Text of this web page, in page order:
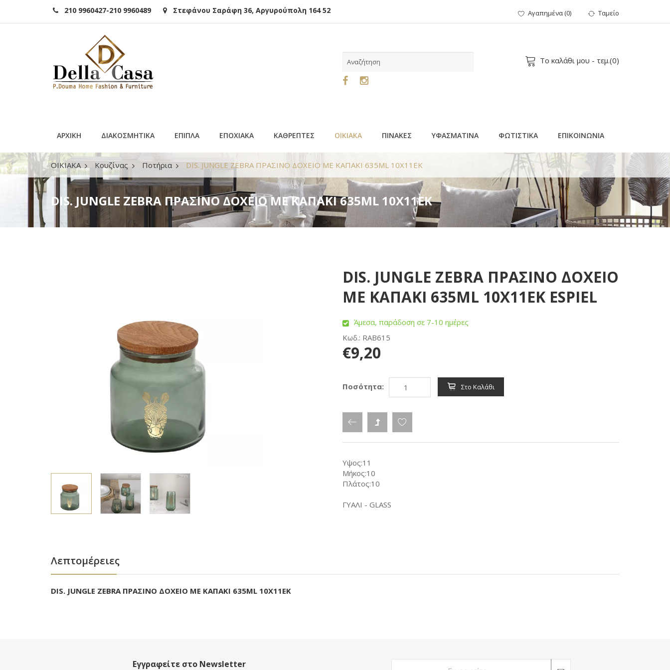
210 9960427-210 9960489 Στεφάνου Σαράφη 36, Αργυρούπολη 164 52 Αγαπημένα(0) Ταμείο
Το καλάθι μου - τεμ.(0)
ΑΡΧΙΚΗ ΔΙΑΚΟΣΜΗΤΙΚΑ ΕΠΙΠΛΑ ΕΠΟΧΙΑΚΑ ΚΑΘΡΕΠΤΕΣ ΟΙΚΙΑΚΑ ΠΙΝΑΚΕΣ ΥΦΑΣΜΑΤΙΝΑ ΦΩΤΙΣΤΙΚΑ ΕΠΙΚΟΙΝΩΝΙΑ
ΟΙΚΙΑΚΑ Κουζίνας Ποτήρια DIS. JUNGLE ZEBRA ΠΡΑΣΙΝΟ ΔΟΧΕΙΟ ΜΕ ΚΑΠΑΚΙ 635ML 10X11EK
DIS. JUNGLE ZEBRA ΠΡΑΣΙΝΟ ΔΟΧΕΙΟ ΜΕ ΚΑΠΑΚΙ 635ML 10X11EK
DIS. JUNGLE ZEBRA ΠΡΑΣΙΝΟ ΔΟΧΕΙΟ
ΜΕ ΚΑΠΑΚΙ 635ML 10X11EK ESPIEL
Άμεσα, παράδοση σε 7-10 ημέρες
Κωδ.: RAB615
€9,20
Ποσότητα: Στο Καλάθι
Υψος:11
Μήκος:10
Πλάτος:10
ΓΥΑΛΙ - GLASS
Λεπτομέρειες
DIS. JUNGLE ZEBRA ΠΡΑΣΙΝΟ ΔΟΧΕΙΟ ΜΕ ΚΑΠΑΚΙ 635ML 10X11EK
Εγγραφείτε στο Newsletter